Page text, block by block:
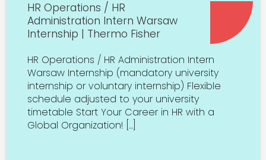
HR Operations / HR
Administration Intern Warsaw
Internship | Thermo Fisher
HR Operations / HR Administration Intern
Warsaw Internship (mandatory university
internship or voluntary internship) Flexible
schedule adjusted to your university
timetable Start Your Career in HR with a
Global Organization! […]